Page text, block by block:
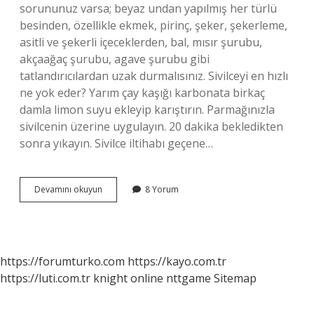
sorununuz varsa; beyaz undan yapılmış her türlü
besinden, özellikle ekmek, pirinç, şeker, şekerleme,
asitli ve şekerli içeceklerden, bal, mısır şurubu,
akçaağaç şurubu, agave şurubu gibi
tatlandırıcılardan uzak durmalısınız. Sivilceyi en hızlı
ne yok eder? Yarım çay kaşığı karbonata birkaç
damla limon suyu ekleyip karıştırın. Parmağınızla
sivilcenin üzerine uygulayın. 20 dakika bekledikten
sonra yıkayın. Sivilce iltihabı geçene…
Devamını okuyun
Besinler
8 Yorum
https://forumturko.com https://kayo.com.tr
https://luti.com.tr knight online nttgame Sitemap